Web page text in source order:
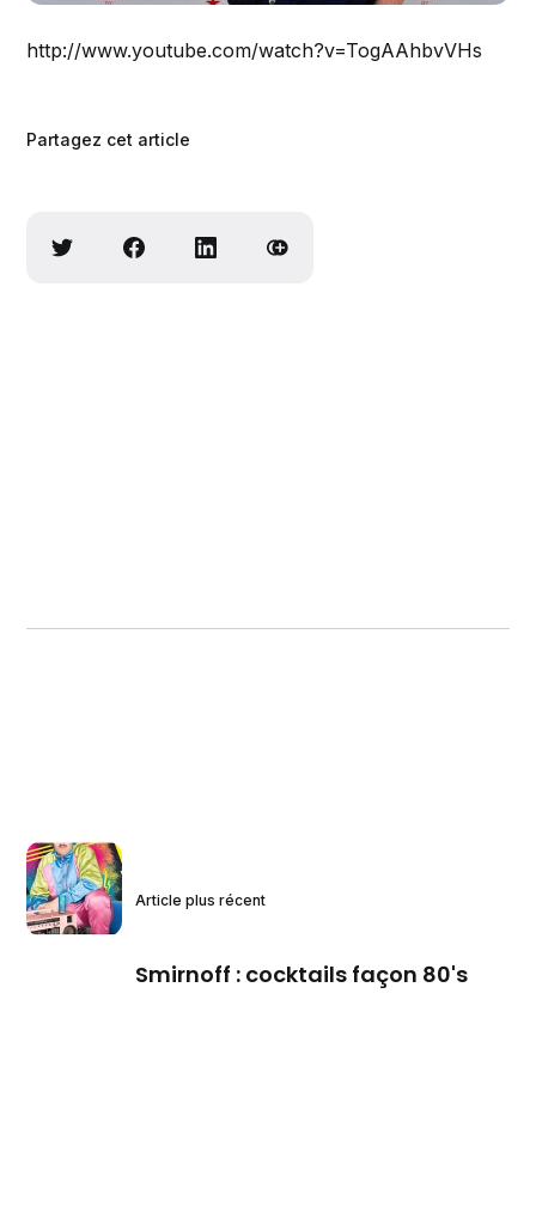
http://www.youtube.com/watch?v=TogAAhbvVHs
Partagez cet article
Article plus récent
Smirnoff : cocktails façon 80's